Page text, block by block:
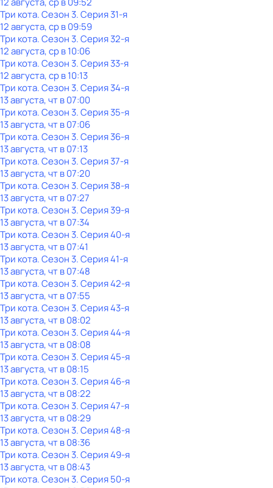
Три кота. Сезон 3. Серия 31-я
12 августа, ср в 09:59
Три кота. Сезон 3. Серия 32-я
12 августа, ср в 10:06
Три кота. Сезон 3. Серия 33-я
12 августа, ср в 10:13
Три кота. Сезон 3. Серия 34-я
13 августа, чт в 07:00
Три кота. Сезон 3. Серия 35-я
13 августа, чт в 07:06
Три кота. Сезон 3. Серия 36-я
13 августа, чт в 07:13
Три кота. Сезон 3. Серия 37-я
13 августа, чт в 07:20
Три кота. Сезон 3. Серия 38-я
13 августа, чт в 07:27
Три кота. Сезон 3. Серия 39-я
13 августа, чт в 07:34
Три кота. Сезон 3. Серия 40-я
13 августа, чт в 07:41
Три кота. Сезон 3. Серия 41-я
13 августа, чт в 07:48
Три кота. Сезон 3. Серия 42-я
13 августа, чт в 07:55
Три кота. Сезон 3. Серия 43-я
13 августа, чт в 08:02
Три кота. Сезон 3. Серия 44-я
13 августа, чт в 08:08
Три кота. Сезон 3. Серия 45-я
13 августа, чт в 08:15
Три кота. Сезон 3. Серия 46-я
13 августа, чт в 08:22
Три кота. Сезон 3. Серия 47-я
13 августа, чт в 08:29
Три кота. Сезон 3. Серия 48-я
13 августа, чт в 08:36
Три кота. Сезон 3. Серия 49-я
13 августа, чт в 08:43
Три кота. Сезон 3. Серия 50-я